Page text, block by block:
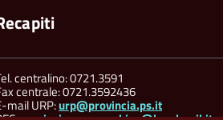
centralino: 0721.3591
centrale: 0721.3592436
mail URP:urp@provincia.ps.it